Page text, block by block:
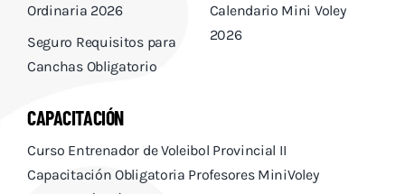
Ordinaria 2026
Seguro Requisitos para
Canchas Obligatorio
Calendario Mini Voley
2026
CAPACITACIÓN
Curso Entrenador de Voleibol Provincial II
Capacitación Obligatoria Profesores MiniVoley